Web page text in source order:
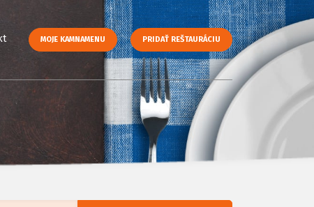
MOJE KAMNAMENU PRIDAŤ REŠTAURÁCIU